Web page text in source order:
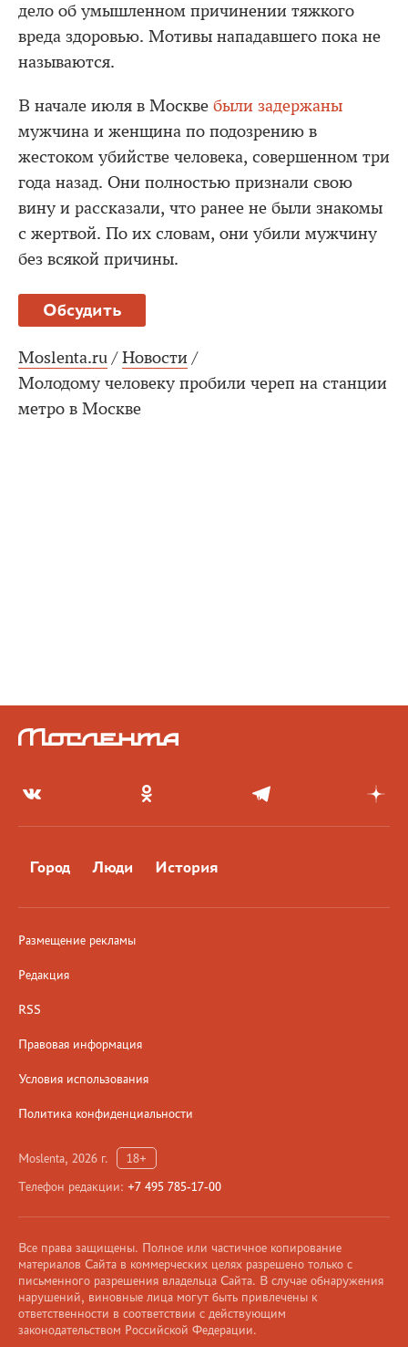
дело об умышленном причинении тяжкого
вреда здоровью. Мотивы нападавшего пока не
называются.
В начале июля в Москве были задержаны
мужчина и женщина по подозрению в
жестоком убийстве человека, совершенном три
года назад. Они полностью признали свою
вину и рассказали, что ранее не были знакомы
с жертвой. По их словам, они убили мужчину
без всякой причины.
Обсудить
Moslenta.ru / Новости /
Молодому человеку пробили череп на станции
метро в Москве
Город Люди История
Размещение рекламы
Редакция
RSS
Правовая информация
Условия использования
Политика конфиденциальности
Moslenta, 2026 г.
18+
Телефон редакции: +7 495 785-17-00
Все права защищены. Полное или частичное копирование
материалов Сайта в коммерческих целях разрешено только с
письменного разрешения владельца Сайта. В случае обнаружения
нарушений, виновные лица могут быть привлечены к
ответственности в соответствии с действующим
законодательством Российской Федерации.